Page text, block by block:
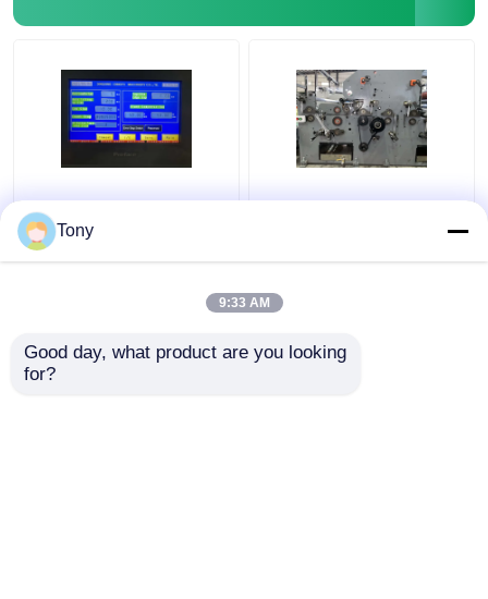
Dua Seruling Kombinasi
Mesin Laminator
Seruling Otomatis
1650 * 1450mm 5 Ply
Flute Laminator Mesin
Tony
9:33 AM
Good day, what product are you looking
for?